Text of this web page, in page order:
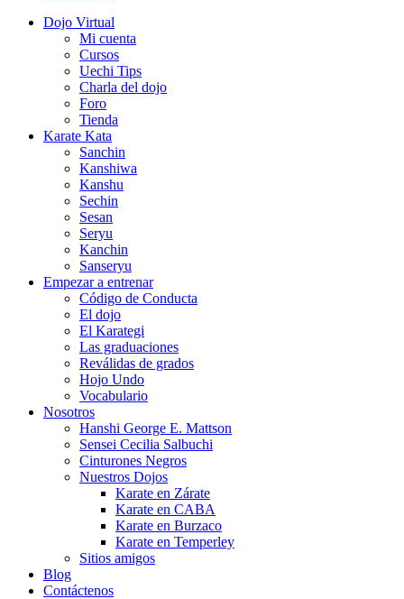
Dojo Virtual
Mi cuenta
Cursos
Uechi Tips
Charla del dojo
Foro
Tienda
Karate Kata
Sanchin
Kanshiwa
Kanshu
Sechin
Sesan
Seryu
Kanchin
Sanseryu
Empezar a entrenar
Código de Conducta
El dojo
El Karategi
Las graduaciones
Reválidas de grados
Hojo Undo
Vocabulario
Nosotros
Hanshi George E. Mattson
Sensei Cecilia Salbuchi
Cinturones Negros
Nuestros Dojos
Karate en Zárate
Karate en CABA
Karate en Burzaco
Karate en Temperley
Sitios amigos
Blog
Contáctenos